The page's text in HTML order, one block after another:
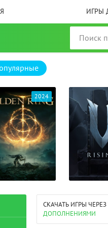
ИГРЫ
2024
СКАЧАТЬ ИГРЫ ЧЕРЕЗ
ДОПОЛНЕНИЯМИ